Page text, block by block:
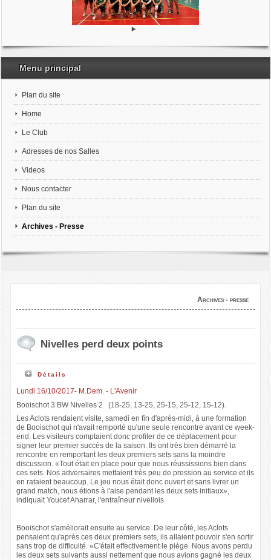
Menu principal
Plan du site
Home
Le Club
Adresses de nos Salles
Videos
Nous contacter
Plan du site
Archives - Presse
Archives - presse
Nivelles perd deux points
Détails
Lundi 16/10/2017- M.Dem. - L'Avenir
Booischot 3 BW Nivelles 2 (18-25, 13-25, 25-15, 25-12, 15-12).
Les Aclots rendaient visite, samedi en fin d'après-midi, à une formation
de Booischot qui n'avait remporté qu'une seule rencontre avant ce week-
end. Les visiteurs comptaient donc profiter de ce déplacement pour
signer leur premier succès de la saison. Ils ont très bien démarré la
rencontre en remportant les deux premiers sets sans la moindre
discussion. «Tout était en place pour que nous réussissions bien dans
ces sets. Nos adversaires mettaient très peu de pression au service et ils
en rataient beaucoup. Le jeu nous était donc ouvert et sans livrer un
grand match, nous étions à l'aise pendant les deux sets initiaux»,
indiquait Youcef Aharrar, l'entraîneur nivellois
Booischot s'améliorait ensuite au service. De leur côté, les Aclots
pensaient qu'après ces deux premiers sets, ils allaient pouvoir s'en sortir
sans trop de difficulté. «C'était effectivement le piège. Nous avons perdu
les deux sets suivants aussi nettement que nous avions gagné les deux